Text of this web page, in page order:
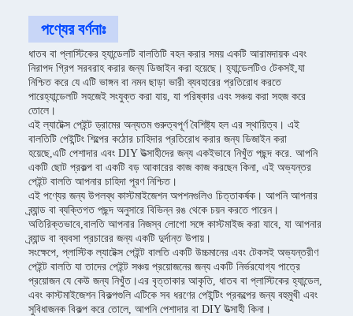
পণ্যের বর্ণনাঃ
ধাতব বা প্লাস্টিকের হ্যান্ডেলটি বালতিটি বহন করার সময় একটি আরামদায়ক এবং
নিরাপদ গ্রিপ সরবরাহ করার জন্য ডিজাইন করা হয়েছে। হ্যান্ডেলটিও টেকসই,যা
নিশ্চিত করে যে এটি ভাঙ্গন বা নমন ছাড়া ভারী ব্যবহারের প্রতিরোধ করতে
পারেহ্যান্ডেলটি সহজেই সংযুক্ত করা যায়, যা পরিষ্কার এবং সঞ্চয় করা সহজ করে
তোলে।
এই ল্যাটেক্স পেইন্ট ড্রামের অন্যতম গুরুত্বপূর্ণ বৈশিষ্ট্য হল এর স্থায়িত্ব। এই
বালতিটি পেইন্টিং শিল্পের কঠোর চাহিদার প্রতিরোধ করার জন্য ডিজাইন করা
হয়েছে,এটি পেশাদার এবং DIY উত্সাহীদের জন্য একইভাবে নিখুঁত পছন্দ করে. আপনি
একটি ছোট প্রকল্প বা একটি বড় আকারের কাজ কাজ করছেন কিনা, এই অভ্যন্তর
পেইন্ট বালতি আপনার চাহিদা পূরণ নিশ্চিত।
এই পণ্যের জন্য উপলব্ধ কাস্টমাইজেশন অপশনগুলিও চিত্তাকর্ষক। আপনি আপনার
ব্র্যান্ড বা ব্যক্তিগত পছন্দ অনুসারে বিভিন্ন রঙ থেকে চয়ন করতে পারেন।
অতিরিক্তভাবে,বালতি আপনার নিজস্ব লোগো সঙ্গে কাস্টমাইজ করা যাবে, যা আপনার
ব্র্যান্ড বা ব্যবসা প্রচারের জন্য একটি দুর্দান্ত উপায়।
সংক্ষেপে, প্লাস্টিক ল্যাটেক্স পেইন্ট বালতি একটি উচ্চমানের এবং টেকসই অভ্যন্তরীণ
পেইন্ট বালতি যা তাদের পেইন্ট সঞ্চয় প্রয়োজনের জন্য একটি নির্ভরযোগ্য পাত্রে
প্রয়োজন যে কেউ জন্য নিখুঁত।এর বৃত্তাকার আকৃতি, ধাতব বা প্লাস্টিকের হ্যান্ডেল,
এবং কাস্টমাইজেশন বিকল্পগুলি এটিকে সব ধরণের পেইন্টিং প্রকল্পের জন্য বহুমুখী এবং
সুবিধাজনক বিকল্প করে তোলে, আপনি পেশাদার বা DIY উত্সাহী কিনা।